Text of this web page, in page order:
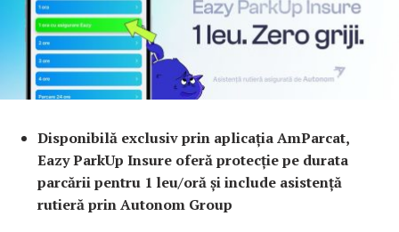
Disponibilă exclusiv prin aplicația AmParcat,
Eazy ParkUp Insure oferă protecție pe durata
parcării pentru 1 leu/oră și include asistență
rutieră prin Autonom Group